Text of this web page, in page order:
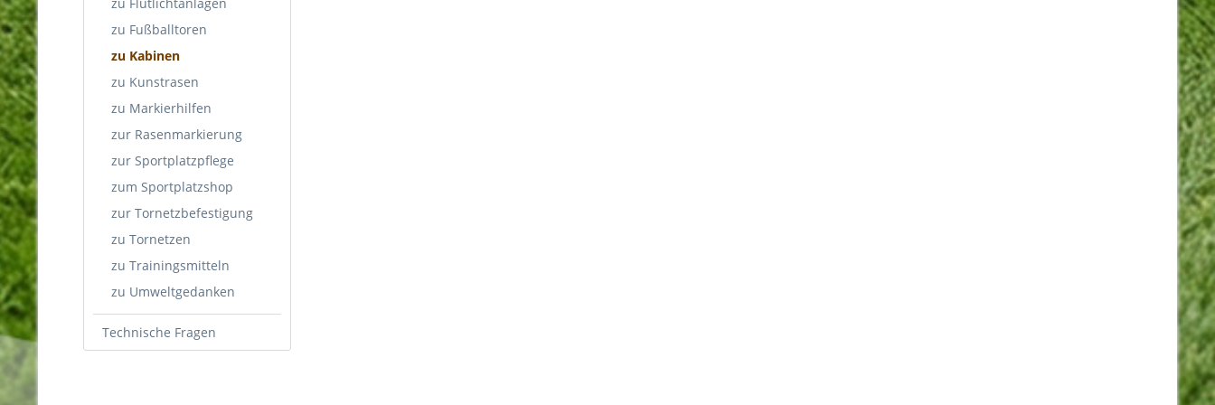
zu Fußballtoren
zu Kabinen
zu Kunstrasen
zu Markierhilfen
zur Rasenmarkierung
zur Sportplatzpflege
zum Sportplatzshop
zur Tornetzbefestigung
zu Tornetzen
zu Trainingsmitteln
zu Umweltgedanken
Technische Fragen